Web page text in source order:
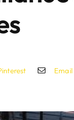
Email